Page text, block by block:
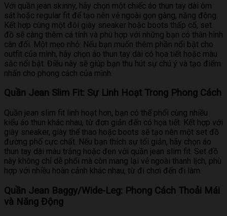
Với quần jean skinny, hãy chọn một chiếc áo thun tay dài ôm
sát hoặc regular fit để tạo nên vẻ ngoài gọn gàng, năng động.
Kết hợp cùng một đôi giày sneaker hoặc boots thấp cổ, set
đồ sẽ càng thêm cá tính và phù hợp với những bạn có thân hình
cân đối. Một mẹo nhỏ: Nếu bạn muốn thêm phần nổi bật cho
outfit của mình, hãy chọn áo thun tay dài có họa tiết hoặc màu
sắc nổi bật. Điều này sẽ giúp bạn thu hút sự chú ý và tạo điểm
nhấn cho phong cách của mình.
Quần Jean Slim Fit: Sự Linh Hoạt Trong Phong Cách
Quần jean slim fit linh hoạt hơn, bạn có thể phối cùng nhiều
kiểu áo thun khác nhau, từ đơn giản đến có họa tiết. Kết hợp với
giày sneaker, giày thể thao hoặc boots sẽ tạo nên một set đồ
đường phố cực chất. Nếu bạn thích sự tối giản, hãy chọn áo
thun tay dài màu trắng hoặc đen với quần jean slim fit. Set đồ
này không chỉ dễ phối mà còn mang lại vẻ ngoài thanh lịch, phù
hợp với nhiều hoàn cảnh khác nhau, từ đi chơi đến đi làm.
Quần Jean Baggy/Wide-Leg: Phong Cách Thoải Mái
và Năng Động